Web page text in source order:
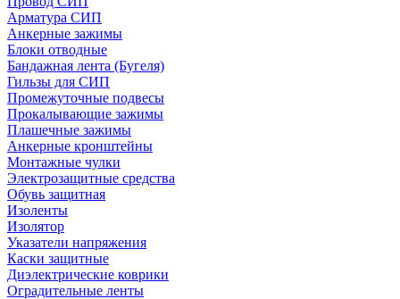
Арматура СИП
Анкерные зажимы
Блоки отводные
Бандажная лента (Бугеля)
Гильзы для СИП
Промежуточные подвесы
Прокалывающие зажимы
Плашечные зажимы
Анкерные кронштейны
Монтажные чулки
Электрозащитные средства
Обувь защитная
Изоленты
Изолятор
Указатели напряжения
Каски защитные
Диэлектрические коврики
Оградительные ленты